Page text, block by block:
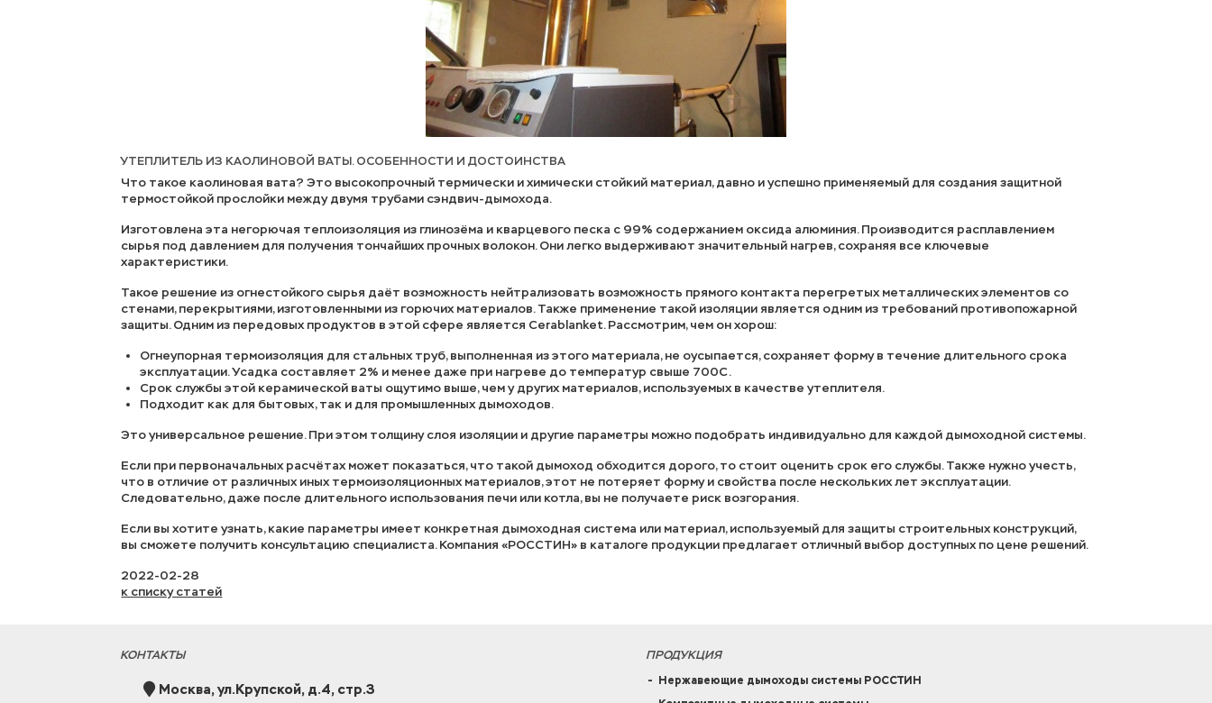
УТЕПЛИТЕЛЬ ИЗ КАОЛИНОВОЙ ВАТЫ. ОСОБЕННОСТИ И ДОСТОИНСТВА
Что такое каолиновая вата? Это высокопрочный термически и химически стойкий материал, давно и успешно применяемый для создания защитной
термостойкой прослойки между двумя трубами сэндвич-дымохода.
Изготовлена эта негорючая теплоизоляция из глинозёма и кварцевого песка с 99% содержанием оксида алюминия. Производится расплавлением
сырья под давлением для получения тончайших прочных волокон. Они легко выдерживают значительный нагрев, сохраняя все ключевые
характеристики.
Такое решение из огнестойкого сырья даёт возможность нейтрализовать возможность прямого контакта перегретых металлических элементов со
стенами, перекрытиями, изготовленными из горючих материалов. Также применение такой изоляции является одним из требований противопожарной
защиты. Одним из передовых продуктов в этой сфере является Cerablanket. Рассмотрим, чем он хорош:
Огнеупорная термоизоляция для стальных труб, выполненная из этого материала, не оусыпается, сохраняет форму в течение длительного срока
эксплуатации. Усадка составляет 2% и менее даже при нагреве до температур свыше 700С.
Срок службы этой керамической ваты ощутимо выше, чем у других материалов, используемых в качестве утеплителя.
Подходит как для бытовых, так и для промышленных дымоходов.
Это универсальное решение. При этом толщину слоя изоляции и другие параметры можно подобрать индивидуально для каждой дымоходной системы.
Если при первоначальных расчётах может показаться, что такой дымоход обходится дорого, то стоит оценить срок его службы. Также нужно учесть,
что в отличие от различных иных термоизоляционных материалов, этот не потеряет форму и свойства после нескольких лет эксплуатации.
Следовательно, даже после длительного использования печи или котла, вы не получаете риск возгорания.
Если вы хотите узнать, какие параметры имеет конкретная дымоходная система или материал, используемый для защиты строительных конструкций,
вы сможете получить консультацию специалиста. Компания «РОССТИН» в каталоге продукции предлагает отличный выбор доступных по цене решений.
2022-02-28
к списку статей
КОНТАКТЫ
Москва, ул.Крупской, д.4, стр.3
ПРОДУКЦИЯ
Нержавеющие дымоходы системы РОССТИН